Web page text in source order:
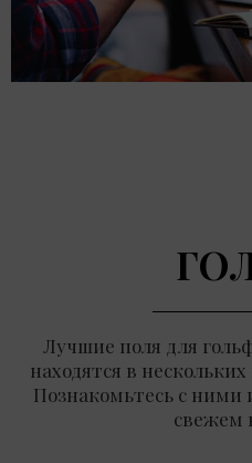
Лучшие поля для
находятся в
Познакомьтесь с ними
свежем